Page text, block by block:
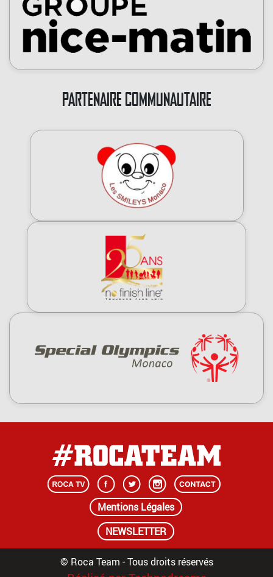
PARTENAIRE COMMUNAUTAIRE
Mentions Légales
NEWSLETTER
© Roca Team - Tous droits réservés